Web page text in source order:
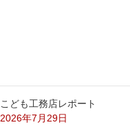
こども工務店レポート
2026年7月29日